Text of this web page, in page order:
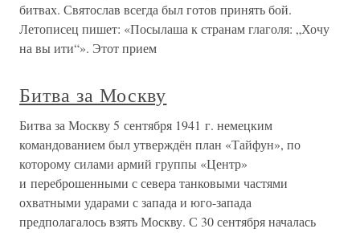
битвах. Святослав всегда был готов принять бой.
Летописец пишет: «Посылаша к странам глаголя: „Хочу
на вы ити“». Этот прием
Битва за Москву
Битва за Москву 5 сентября 1941 г. немецким
командованием был утверждён план «Тайфун», по
которому силами армий группы «Центр»
и переброшенными с севера танковыми частями
охватными ударами с запада и юго-запада
предполагалось взять Москву. С 30 сентября началась